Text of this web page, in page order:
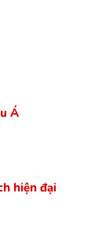
Á
hiện đại